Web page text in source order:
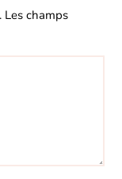
Les champs